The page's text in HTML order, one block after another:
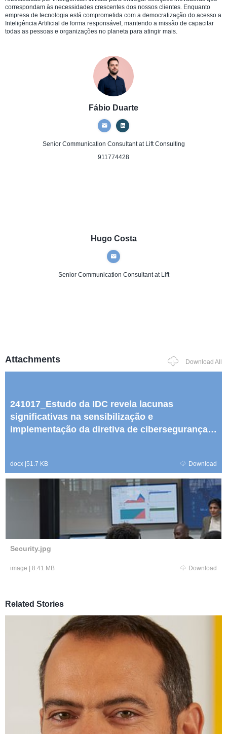
correspondam às necessidades crescentes dos nossos clientes. Enquanto
empresa de tecnologia está comprometida com a democratização do acesso a
Inteligência Artificial de forma responsável, mantendo a missão de capacitar
todas as pessoas e organizações no planeta para atingir mais.
Fábio Duarte
Senior Communication Consultantat Lift Consulting
911774428
Hugo Costa
Senior Communication Consultantat Lift
Attachments Download All
241017_Estudo da IDC revela lacunas
significativas na sensibilização e
implementação da diretiva de cibersegurança
docx 51.7 KB Download
Security.jpg
image 8.41 MB Download
Related Stories